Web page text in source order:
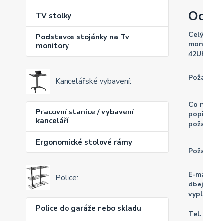
TV stolky
Podstavce stojánky na Tv
monitory
Kancelářské vybavení:
Pracovní stanice / vybavení
kanceláří
Ergonomické stolové rámy
Police:
Police do garáže nebo skladu
Co
E-